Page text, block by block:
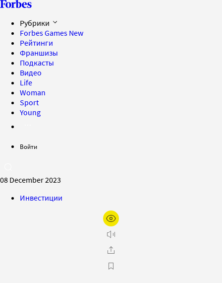
Рубрики
Forbes Games New
Рейтинги
Франшизы
Подкасты
Видео
Life
Woman
Sport
Young
Войти
08 December 2023
Инвестиции